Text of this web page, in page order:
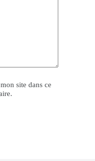
site dans ce